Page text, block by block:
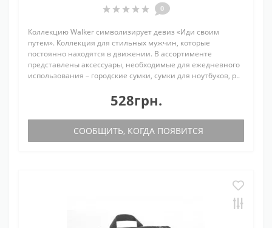
0
Коллекцию Walker символизирует девиз «Иди своим
путем». Коллекция для стильных мужчин, которые
постоянно находятся в движении. В ассортименте
представлены аксессуары, необходимые для ежедневного
использования – городские сумки, сумки для ноутбуков, р..
528грн.
СООБЩИТЬ, КОГДА ПОЯВИТСЯ